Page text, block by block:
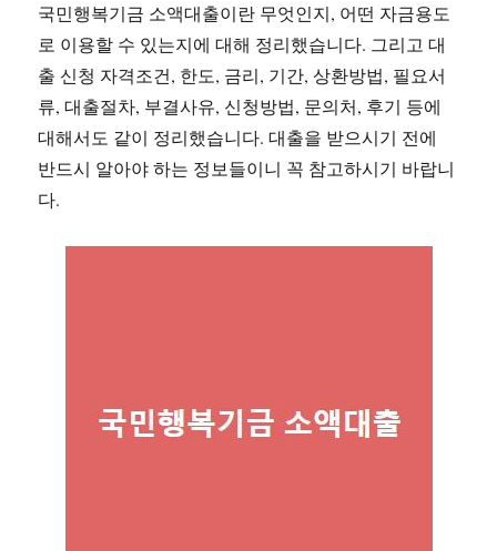
국민행복기금 소액대출이란 무엇인지, 어떤 자금용도
로 이용할 수 있는지에 대해 정리했습니다. 그리고 대
출 신청 자격조건, 한도, 금리, 기간, 상환방법, 필요서
류, 대출절차, 부결사유, 신청방법, 문의처, 후기 등에
대해서도 같이 정리했습니다. 대출을 받으시기 전에
반드시 알아야 하는 정보들이니 꼭 참고하시기 바랍니
다.